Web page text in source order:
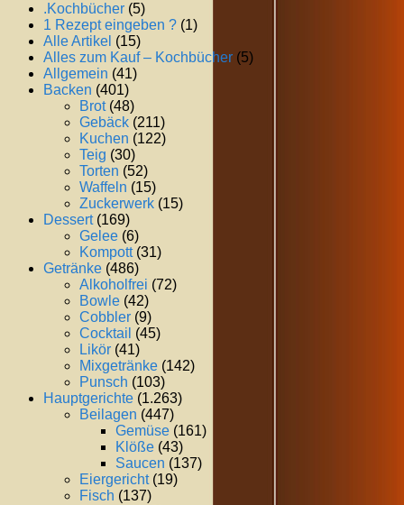
.Kochbücher (5)
1 Rezept eingeben ? (1)
Alle Artikel (15)
Alles zum Kauf – Kochbücher (5)
Allgemein (41)
Backen (401)
Brot(48)
Gebäck (211)
Kuchen (122)
Teig (30)
Torten (52)
Waffeln (15)
Zuckerwerk (15)
Dessert(169)
Gelee (6)
Kompott(31)
Getränke (486)
Alkoholfrei (72)
Bowle (42)
Cobbler (9)
Cocktail (45)
Likör (41)
Mixgetränke (142)
Punsch (103)
Hauptgerichte (1.263)
Beilagen (447)
Gemüse (161)
Klöße (43)
Saucen (137)
Eiergericht(19)
Fisch (137)